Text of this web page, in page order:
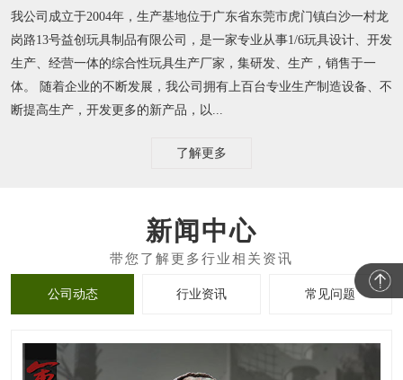
我公司成立于2004年，生产基地位于广东省东莞市虎门镇白沙一村龙
岗路13号益创玩具制品有限公司，是一家专业从事1/6玩具设计、开发
生产、经营一体的综合性玩具生产厂家，集研发、生产，销售于一
体。 随着企业的不断发展，我公司拥有上百台专业生产制造设备、不
断提高生产，开发更多的新产品，以...
了解更多
新闻中心
公司动态 行业资讯 常见问题